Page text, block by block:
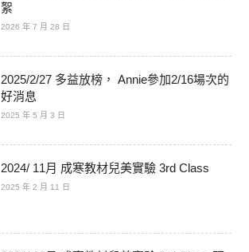
絮
2026 年 7 月 28 日
2025/2/27 多益放榜， Annie參加2/16場次的
好消息
2025 年 5 月 3 日
2024/ 11月 成寒教材兒美實驗 3rd Class
2025 年 2 月 11 日